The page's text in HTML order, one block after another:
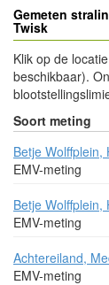
Gemeten
Twisk
Klik op de
beschikbaar).
Soort meting
Betje Wolffplein,
EMV-meting
Betje Wolffplein,
EMV-meting
Achtereiland,
EMV-meting